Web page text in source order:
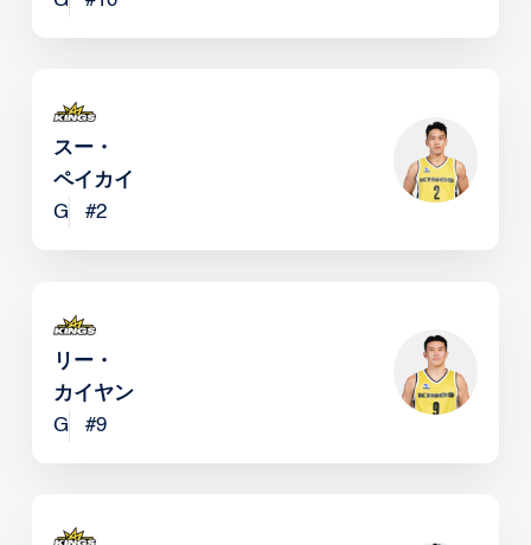
スー・
ペイカイ
G
#2
リー・
カイヤン
G
#9